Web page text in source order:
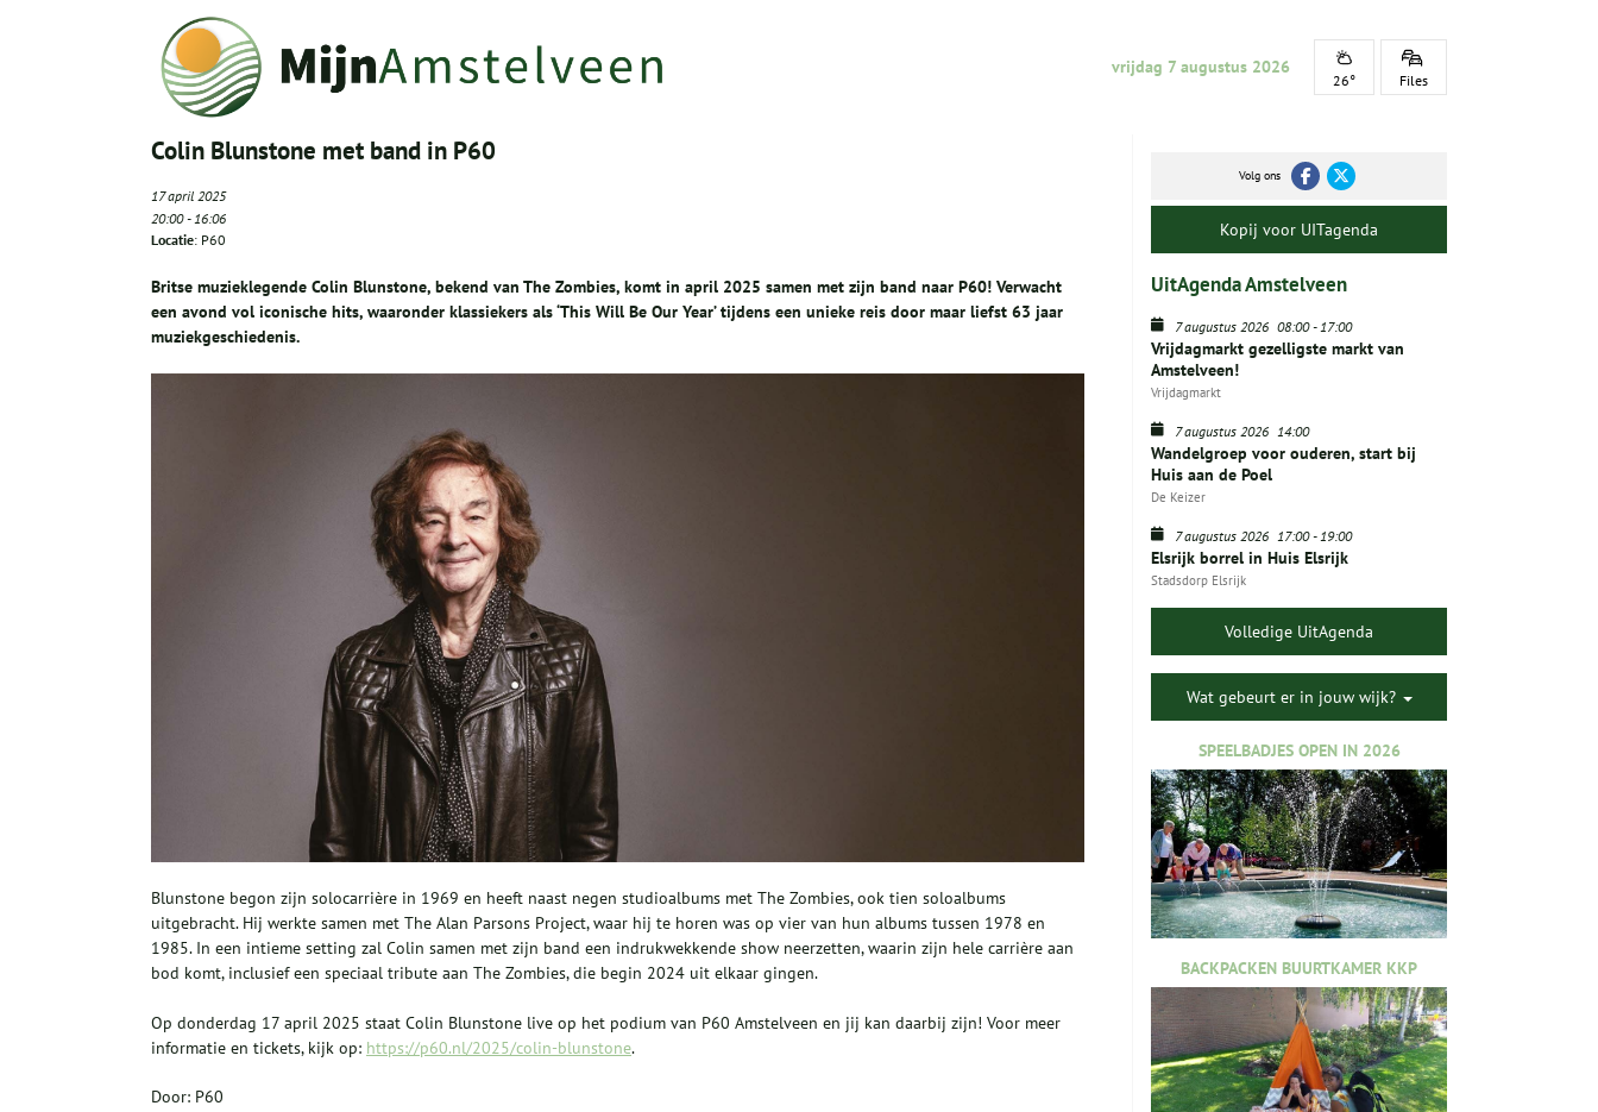
vrijdag 7 augustus 2026
26° Files
Colin Blunstone met band in P60
17 april 2025
20:00-16:06
Locatie: P60
Britse muzieklegende Colin Blunstone, bekend van The Zombies, komt in april 2025 samen met zijn band naar P60! Verwacht
een avond vol iconische hits, waaronder klassiekers als ‘This Will Be Our Year’ tijdens een unieke reis door maar liefst 63 jaar
muziekgeschiedenis.
Blunstone begon zijn solocarrière in 1969 en heeft naast negen studioalbums met The Zombies, ook tien soloalbums
uitgebracht. Hij werkte samen met The Alan Parsons Project, waar hij te horen was op vier van hun albums tussen 1978 en
1985. In een intieme setting zal Colin samen met zijn band een indrukwekkende show neerzetten, waarin zijn hele carrière aan
bod komt, inclusief een speciaal tribute aan The Zombies, die begin 2024 uit elkaar gingen.
Op donderdag 17 april 2025 staat Colin Blunstone live op het podium van P60 Amstelveen en jij kan daarbij zijn! Voor meer
informatie en tickets, kijk op: https://p60.nl/2025/colin-blunstone.
Door: P60
Volg ons
Kopij voor UITagenda
UitAgenda Amstelveen
7 augustus 2026 08:00-17:00
Vrijdagmarkt gezelligste markt van
Amstelveen!
Vrijdagmarkt
7 augustus 2026 14:00
Wandelgroep voor ouderen, start bij
Huis aan de Poel
De Keizer
7 augustus 2026 17:00-19:00
Elsrijk borrel in Huis Elsrijk
Stadsdorp Elsrijk
Volledige UitAgenda
Wat gebeurt er in jouw wijk?
SPEELBADJES OPEN IN 2026
BACKPACKEN BUURTKAMER KKP